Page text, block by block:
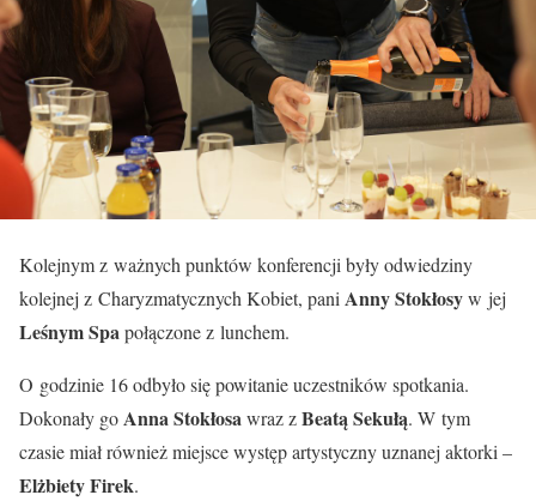
Kolejnym z ważnych punktów konferencji były odwiedziny
kolejnej z Charyzmatycznych Kobiet, paniAnny Stokłosyw jej
Leśnym Spapołączone z lunchem.
O godzinie 16 odbyło się powitanie uczestników spotkania.
Dokonały goAnna Stokłosawraz zBeatą Sekułą. W tym
czasie miał również miejsce występ artystyczny uznanej aktorki –
Elżbiety Firek.